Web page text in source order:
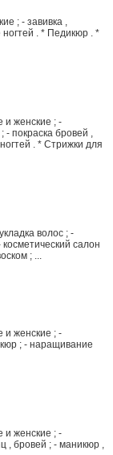
; - завивка ,
. * Педикюр . *
и женские ; -
- покраска бровей ,
. * Стрижки для
волос ; -
салон
; ...
и женские ; -
; - наращивание
и женские ; -
, бровей ; - маникюр ,